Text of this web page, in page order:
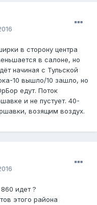
в сторону центра
в салоне, но
начиная с Тульской
10 вышло/10 зашло, но
едут. Поток
и не пустует. 40-
возящим воздух.
идет ?
этого района